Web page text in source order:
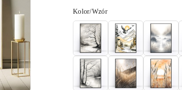
Wariant
Kolor/Wzór